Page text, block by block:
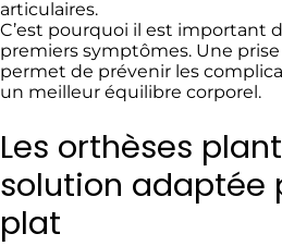
articulaires.
C’est pourquoi il est important
premiers symptômes. Une
permet de prévenir les
un meilleur équilibre corporel.
Les orthèses
solution adaptée
plat